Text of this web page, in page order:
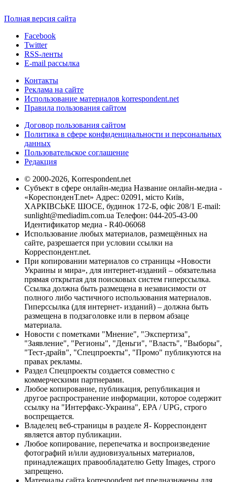
Полная версия сайта
Facebook
Twitter
RSS-ленты
E-mail рассылка
Контакты
Реклама на сайте
Использование материалов korrespondent.net
Правила пользования сайтом
Договор пользования сайтом
Политика в сфере конфиденциальности и персональных
данных
Пользовательское соглашение
Редакция
© 2000-2026, Korrespondent.net
Субъект в сфере онлайн-медиа Название онлайн-медиа -
«КореспонденТ.net» Адрес: 02091, місто Київ,
ХАРКІВСЬКЕ ШОСЕ, будинок 172-Б, офіс 208/1 E-mail:
sunlight@mediadim.com.ua Телефон: 044-205-43-00
Идентификатор медиа - R40-06068
Использование любых материалов, размещённых на
сайте, разрешается при условии ссылки на
Корреспондент.net.
При копировании материалов со страницы «Новости
Украины и мира», для интернет-изданий – обязательна
прямая открытая для поисковых систем гиперссылка.
Ссылка должна быть размещена в независимости от
полного либо частичного использования материалов.
Гиперссылка (для интернет- изданий) – должна быть
размещена в подзаголовке или в первом абзаце
материала.
Новости с пометками "Мнение", "Экспертиза",
"Заявление", "Регионы", "Деньги", "Власть", "Выборы",
"Тест-драйв", "Спецпроекты", "Промо" публикуются на
правах рекламы.
Раздел Спецпроекты создается совместно с
коммерческими партнерами.
Любое копирование, публикация, републикация и
другое распространение информации, которое содержит
ссылку на "Интерфакс-Украина", EPA / UPG, строго
воспрещается.
Владелец веб-страницы в разделе Я- Корреспондент
является автор публикации.
Любое копирование, перепечатка и воспроизведение
фотографий и/или аудиовизуальных материалов,
принадлежащих правообладателю Getty Images, строго
запрещено.
Материалы сайта korrespondent.net предназначены для